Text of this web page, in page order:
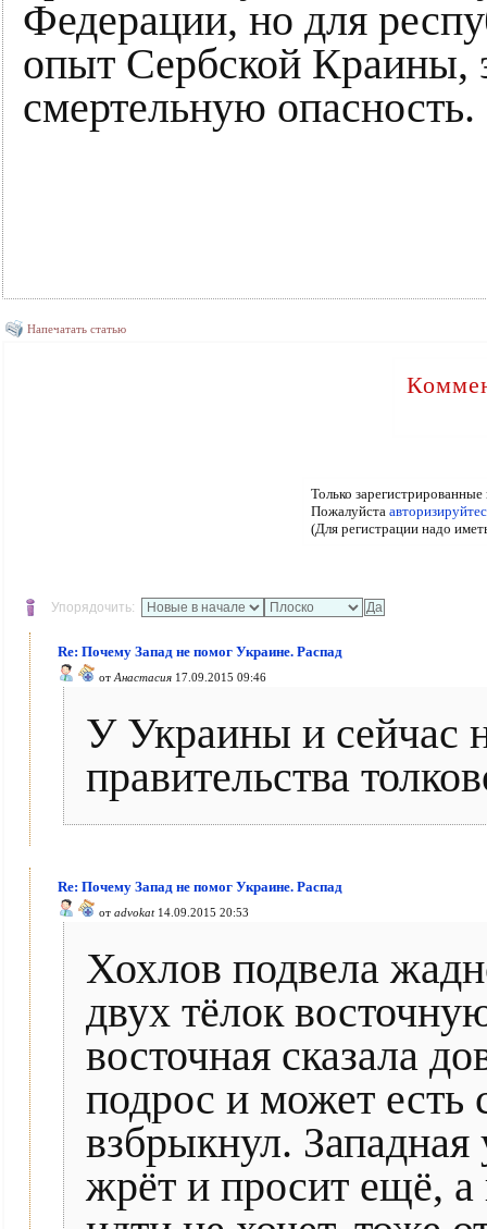
Федерации, но для
опыт Сербской Краины,
смертельную опасность.
Напечатать статью
Только
Пожалуйста
(Для регистрации надо
Упорядочить:
Re: Почему Запад не помог Украине. Распад
от Анастасия 17.09.2015 09:46
У Украины и сейчас
правительства
Re: Почему Запад не помог Украине. Распад
от advokat14.09.2015 20:53
Хохлов подвела
двух тёлок
восточная сказала
подрос и может есть
взбрыкнул. Западная
жрёт и просит ещё, а